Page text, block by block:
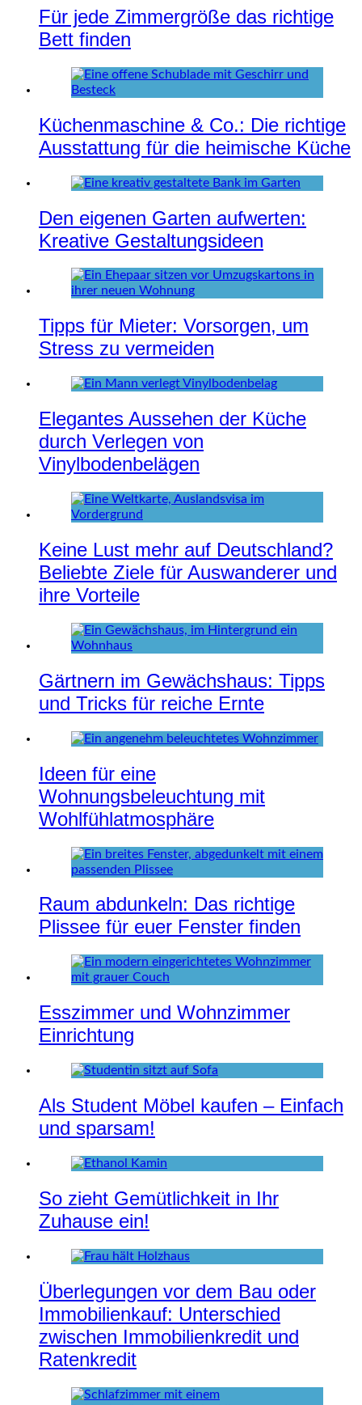
Für jede Zimmergröße das richtige
Bett finden
Küchenmaschine & Co.: Die richtige
Ausstattung für die heimische Küche
Den eigenen Garten aufwerten:
Kreative Gestaltungsideen
Tipps für Mieter: Vorsorgen, um
Stress zu vermeiden
Elegantes Aussehen der Küche
durch Verlegen von
Vinylbodenbelägen
Keine Lust mehr auf Deutschland?
Beliebte Ziele für Auswanderer und
ihre Vorteile
Gärtnern im Gewächshaus: Tipps
und Tricks für reiche Ernte
Ideen für eine
Wohnungsbeleuchtung mit
Wohlfühlatmosphäre
Raum abdunkeln: Das richtige
Plissee für euer Fenster finden
Esszimmer und Wohnzimmer
Einrichtung
Als Student Möbel kaufen – Einfach
und sparsam!
So zieht Gemütlichkeit in Ihr
Zuhause ein!
Überlegungen vor dem Bau oder
Immobilienkauf: Unterschied
zwischen Immobilienkredit und
Ratenkredit